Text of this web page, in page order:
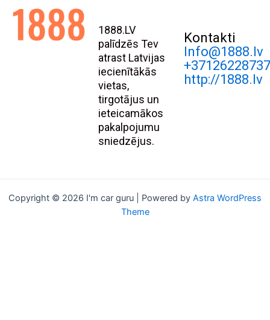
1888.LV
palīdzēs Tev
atrast Latvijas
iecienītākās
vietas,
tirgotājus un
ieteicamākos
pakalpojumu
sniedzējus.
Kontakti
Info@1888.lv
http://1888.lv
Copyright © 2026 I'm car guru | Powered by Astra WordPress
Theme